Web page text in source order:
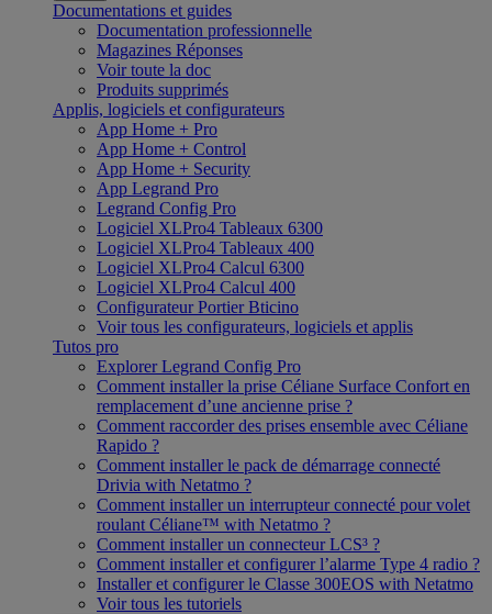
Documentations et guides
Documentation professionnelle
Magazines Réponses
Voir toute la doc
Produits supprimés
Applis, logiciels et configurateurs
App Home + Pro
App Home + Control
App Home + Security
App Legrand Pro
Legrand Config Pro
Logiciel XLPro4 Tableaux 6300
Logiciel XLPro4 Tableaux 400
Logiciel XLPro4 Calcul 6300
Logiciel XLPro4 Calcul 400
Configurateur Portier Bticino
Voir tous les configurateurs, logiciels et applis
Tutos pro
Explorer Legrand Config Pro
Comment installer la prise Céliane Surface Confort en
remplacement d’une ancienne prise ?
Comment raccorder des prises ensemble avec Céliane
Rapido ?
Comment installer le pack de démarrage connecté
Drivia with Netatmo ?
Comment installer un interrupteur connecté pour volet
roulant Céliane™ with Netatmo ?
Comment installer un connecteur LCS³ ?
Comment installer et configurer l’alarme Type 4 radio ?
Installer et configurer le Classe 300EOS with Netatmo
Voir tous les tutoriels